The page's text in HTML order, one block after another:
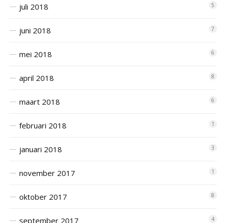
juli 2018 5
juni 2018 7
mei 2018 6
april 2018 8
maart 2018 6
februari 2018 1
januari 2018 3
november 2017 1
oktober 2017 8
september 2017 4